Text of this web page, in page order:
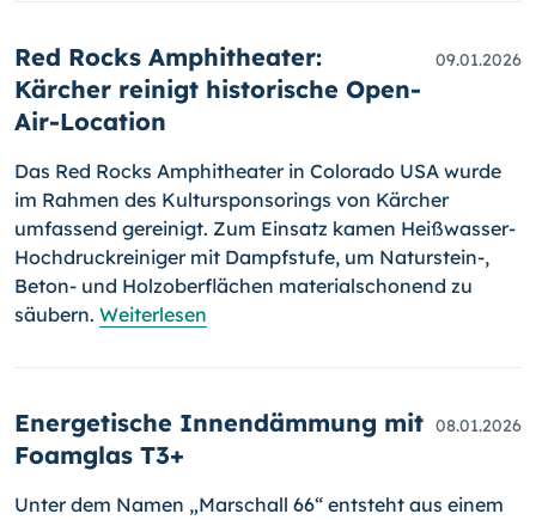
Red Rocks Amphitheater:
Kärcher reinigt historische Open-
Air-Location
09.01.2026
Das Red Rocks Amphitheater in Colorado USA wurde
im Rahmen des Kultursponsorings von Kärcher
umfassend gereinigt. Zum Einsatz kamen Heißwasser-
Hochdruckreiniger mit Dampfstufe, um Naturstein-,
Beton- und Holzoberflächen materialschonend zu
säubern. Weiterlesen
Energetische Innendämmung mit
Foamglas T3+
08.01.2026
Unter dem Namen „Marschall 66“ entsteht aus einem